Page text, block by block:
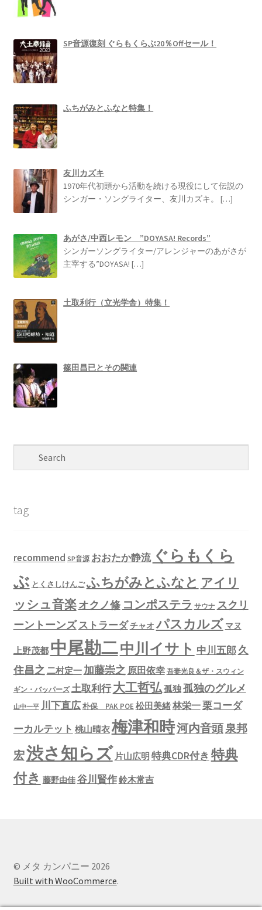
SP音源復刻 ぐらもくらぶ20％Offセール！
ふちがみとふなと特集！
友川カズキ
1970年代初頭から活動を続ける現役にして伝説の
シンガー・ソングライター、友川カズキ。[…]
あがさ/中西レモン ”DOYASA! Records”
シンガーソングライター/アレンジャーのあがさが
主宰する”DOYASA![…]
土取利行（立光学舎）特集！
篠田昌已とその関連
tag
recommend SP音源 おおたか静流 ぐらもくら
ぶ とくさしけんご ふちがみとふなと アイリ
ッシュ音楽オクノ修 コンポステラ サウナ スクリ
ーントーンズストラーダチャオ パスカルズ マヌ
上野茂都 中尾勘二中川イサト 中川五郎久
住昌之 二村定一 加藤崇之 原田依幸 吾妻光良＆ザ・スウィン
ギン・バッパーズ 土取利行大工哲弘孤独孤独のグルメ
山中一平 川下直広 朴保 PAK POE 松田美緒林栄一栗コーダ
ーカルテット 桃山晴衣梅津和時河内音頭泉邦
宏渋さ知らズ 片山広明 特典CDR付き 特典
付き 藤野由佳谷川賢作鈴木常吉
© メタ カンパニー 2026
Built with WooCommerce.